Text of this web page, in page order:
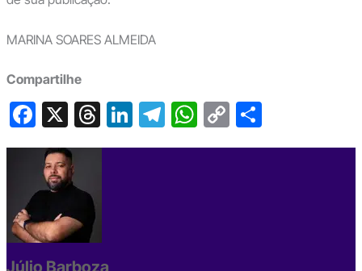
MARINA SOARES ALMEIDA
Compartilhe
F
a
c
e
b
o
X T
hr
s
Li
n
T
el
W
h
C
o
S
h
Júlio Barboza